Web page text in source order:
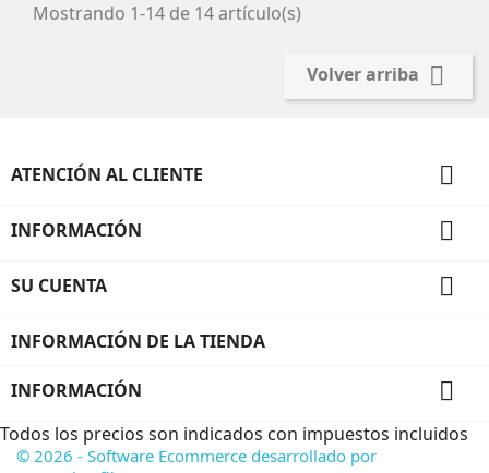
Mostrando 1-14 de 14 artículo(s)
Volver arriba 
ATENCIÓN AL CLIENTE 
INFORMACIÓN 
SU CUENTA 
INFORMACIÓN DE LA TIENDA
INFORMACIÓN 
Todos los precios son indicados con impuestos incluidos
© 2026 - Software Ecommerce desarrollado por